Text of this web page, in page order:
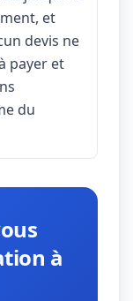
et
devis ne
payer et
du
à